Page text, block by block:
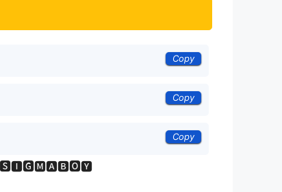
Copy
Copy
Copy
anh 🆂🅸🅶🅼🅰🅱🅾🆈